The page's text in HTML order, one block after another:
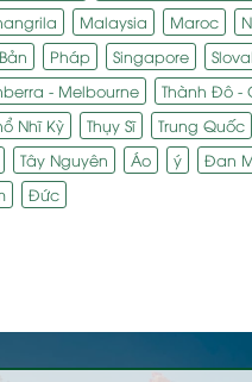
Malaysia Maroc
Pháp Singapore
- Melbourne
Thành Đô -
Nhĩ Kỳ Thụy Sĩ Trung Quốc
Tây Nguyên Áo ý Đan
Đức